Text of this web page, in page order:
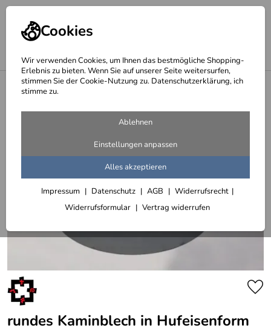
Cookies
Wir verwenden Cookies, um Ihnen das bestmögliche Shopping-
Erlebnis zu bieten. Wenn Sie auf unserer Seite weitersurfen,
stimmen Sie der Cookie-Nutzung zu. Datenschutzerklärung, ich
stimme zu.
Ablehnen
Einstellungen anpassen
Alles akzeptieren
Impressum Datenschutz AGB
Widerrufsrecht
Widerrufsformular
Vertrag widerrufen
Kaminblech, Bodenbleche, Funkenschutz Bleche
rundes Kaminblech in Hufeisenform